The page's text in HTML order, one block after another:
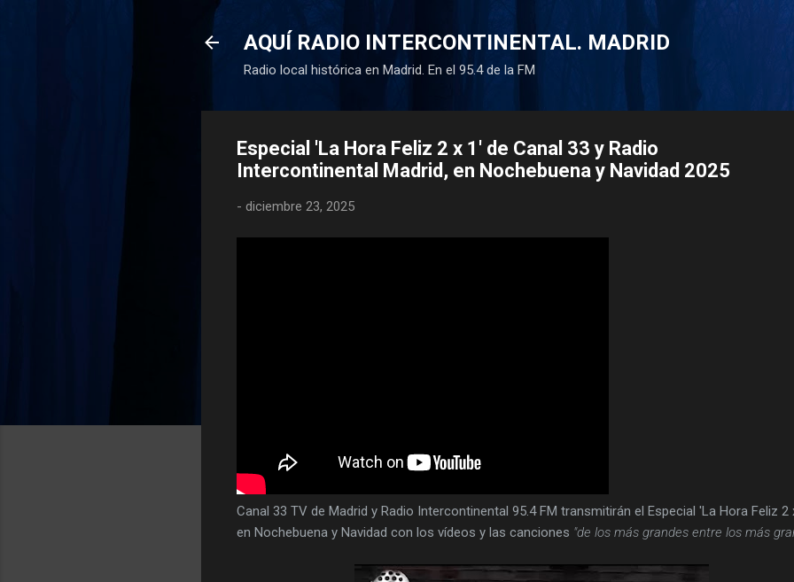
AQUÍ RADIO INTERCONTINENTAL. MADRID
Radio local histórica en Madrid. En el 95.4 de la FM
Especial 'La Hora Feliz 2 x 1' de Canal 33 y Radio
Intercontinental Madrid, en Nochebuena y Navidad 2025
- diciembre 23, 2025
Canal 33 TV de Madrid y Radio Intercontinental 95.4 FM transmitirán el Especial 'La Hora Feliz 2
en Nochebuena y Navidad con los vídeos y las canciones "de los más grandes entre los más